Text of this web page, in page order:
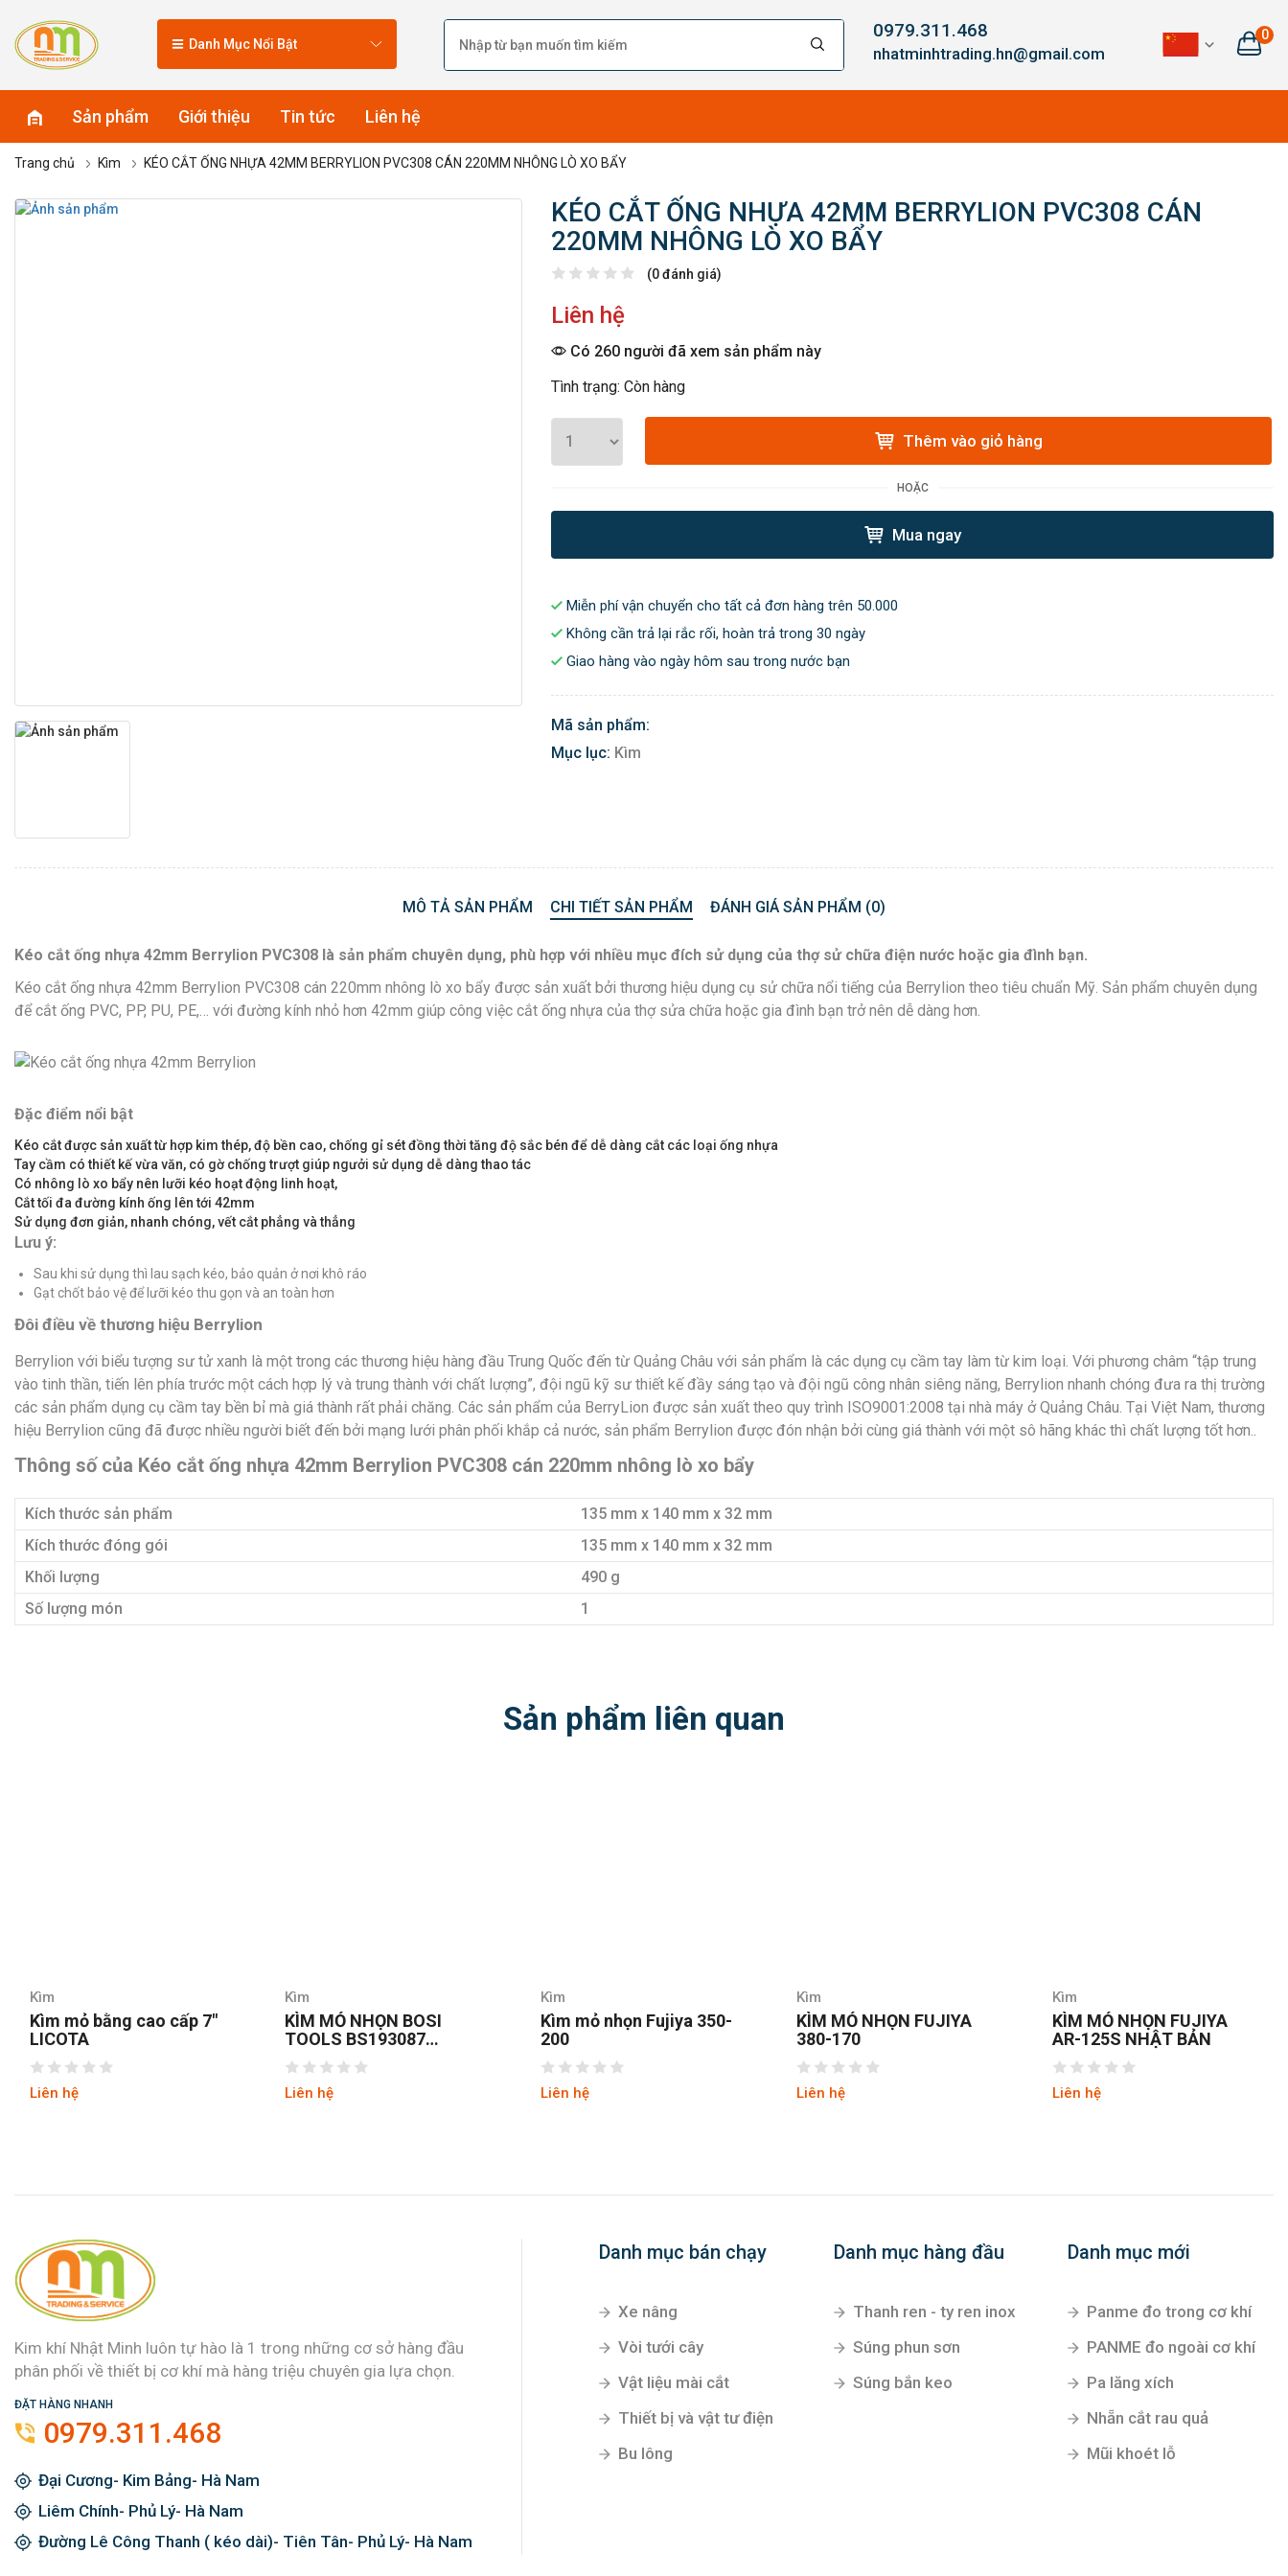
Danh Mục Nổi Bật
0979.311.468
nhatminhtrading.hn@gmail.com
0
Sản phẩm Giới thiệu Tin tức Liên hệ
Trang chủ Kìm KÉO CẮT ỐNG NHỰA 42MM BERRYLION PVC308 CÁN 220MM NHÔNG LÒ XO BẨY
KÉO CẮT ỐNG NHỰA 42MM BERRYLION PVC308 CÁN
220MM NHÔNG LÒ XO BẨY
(0 đánh giá)
Liên hệ
Có 260 người đã xem sản phẩm này
Tình trạng: Còn hàng
Thêm vào giỏ hàng
HOẶC
Mua ngay
Miễn phí vận chuyển cho tất cả đơn hàng trên 50.000
Không cần trả lại rắc rối, hoàn trả trong 30 ngày
Giao hàng vào ngày hôm sau trong nước bạn
Mã sản phẩm:
Mục lục: Kìm
MÔ TẢ SẢN PHẨM CHI TIẾT SẢN PHẨM ĐÁNH GIÁ SẢN PHẨM (0)
Kéo cắt ống nhựa 42mm Berrylion PVC308 là sản phẩm chuyên dụng, phù hợp với nhiều mục đích sử dụng của thợ sử chữa điện nước hoặc gia đình bạn.
Kéo cắt ống nhựa 42mm Berrylion PVC308 cán 220mm nhông lò xo bẩy được sản xuất bởi thương hiệu dụng cụ sử chữa nổi tiếng của Berrylion theo tiêu chuẩn Mỹ. Sản phẩm chuyên dụng
để cắt ống PVC, PP, PU, PE,… với đường kính nhỏ hơn 42mm giúp công việc cắt ống nhựa của thợ sửa chữa hoặc gia đình bạn trở nên dễ dàng hơn.
Đặc điểm nổi bật
Kéo cắt được sản xuất từ hợp kim thép, độ bền cao, chống gỉ sét đồng thời tăng độ sắc bén để dễ dàng cắt các loại ống nhựa
Tay cầm có thiết kế vừa văn, có gờ chống trượt giúp ngưởi sử dụng dễ dàng thao tác
Có nhông lò xo bẩy nên lưỡi kéo hoạt động linh hoạt,
Cắt tối đa đường kính ống lên tới 42mm
Sử dụng đơn giản, nhanh chóng, vết cắt phẳng và thẳng
Lưu ý:
Sau khi sử dụng thì lau sạch kéo, bảo quản ở nơi khô ráo
Gạt chốt bảo vệ để lưỡi kéo thu gọn và an toàn hơn
Đôi điều về thương hiệu Berrylion
Berrylion với biểu tượng sư tử xanh là một trong các thương hiệu hàng đầu Trung Quốc đến từ Quảng Châu với sản phẩm là các dụng cụ cầm tay làm từ kim loại. Với phương châm “tập trung
vào tinh thần, tiến lên phía trước một cách hợp lý và trung thành với chất lượng”, đội ngũ kỹ sư thiết kế đầy sáng tạo và đội ngũ công nhân siêng năng, Berrylion nhanh chóng đưa ra thị trường
các sản phẩm dụng cụ cầm tay bền bỉ mà giá thành rất phải chăng. Các sản phẩm của BerryLion được sản xuất theo quy trình ISO9001:2008 tại nhà máy ở Quảng Châu. Tại Việt Nam, thương
hiệu Berrylion cũng đã được nhiều người biết đến bởi mạng lưới phân phối khắp cả nước, sản phẩm Berrylion được đón nhận bởi cùng giá thành với một sô hãng khác thì chất lượng tốt hơn..
Thông số của Kéo cắt ống nhựa 42mm Berrylion PVC308 cán 220mm nhông lò xo bẩy
Kích thước sản phẩm
135 mm x 140 mm x 32 mm
Kích thước đóng gói
135 mm x 140 mm x 32 mm
Khối lượng
490 g
Số lượng món
1
Sản phẩm liên quan
Kìm
Kìm mỏ bằng cao cấp 7″
LICOTA
Liên hệ
Kìm
KÌM MỎ NHỌN BOSI
TOOLS BS193087
8INCH/200MM
Liên hệ
Kìm
Kìm mỏ nhọn Fujiya 350-
200
Liên hệ
Kìm
KÌM MỎ NHỌN FUJIYA
380-170
Liên hệ
Kìm
KÌM MỎ NHỌN FUJIYA
AR-125S NHẬT BẢN
Liên hệ
Kim khí Nhật Minh luôn tự hào là 1 trong những cơ sở hàng đầu
phân phối về thiết bị cơ khí mà hàng triệu chuyên gia lựa chọn.
ĐẶT HÀNG NHANH
0979.311.468
Đại Cương- Kim Bảng- Hà Nam
Liêm Chính- Phủ Lý- Hà Nam
Đường Lê Công Thanh ( kéo dài)- Tiên Tân- Phủ Lý- Hà Nam
Danh mục bán chạy
Xe nâng
Vòi tưới cây
Vật liệu mài cắt
Thiết bị và vật tư điện
Bu lông
Danh mục hàng đầu
Thanh ren - ty ren inox
Súng phun sơn
Súng bắn keo
Danh mục mới
Panme đo trong cơ khí
PANME đo ngoài cơ khí
Pa lăng xích
Nhẵn cắt rau quả
Mũi khoét lỗ